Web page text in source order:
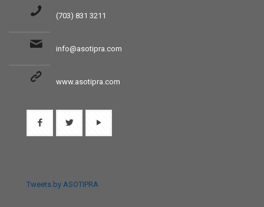
(703) 831 3211
info@asotipra.com
www.asotipra.com
Tweets by ASOTIPRA